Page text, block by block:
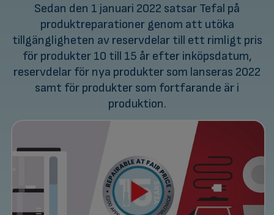
Sedan den 1 januari 2022 satsar Tefal på
produktreparationer genom att utöka
tillgängligheten av reservdelar till ett rimligt pris
för produkter 10 till 15 år efter inköpsdatum,
reservdelar för nya produkter som lanseras 2022
samt för produkter som fortfarande är i
produktion.